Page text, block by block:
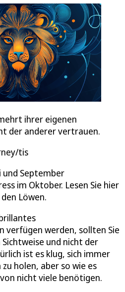
ihrer eigenen
der anderer vertrauen.
tis
September
im Oktober. Lesen Sie hier
Löwen.
verfügen werden, sollten Sie
und nicht der
ist es klug, sich immer
holen, aber so wie es
nicht viele benötigen.